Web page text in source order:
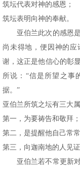
筑坛代表对神的感恩；
筑坛表明向神的奉献。
亚伯兰此次的感恩
尚未得地，便因神的
谢，这正是他信心的彰
所说：“信是所望之事
据。”
亚伯兰所筑之坛有三大
第一，为要祷告和敬拜；
第二，是提醒他自己常
第三，向迦南地的人见
亚伯兰若不常更新